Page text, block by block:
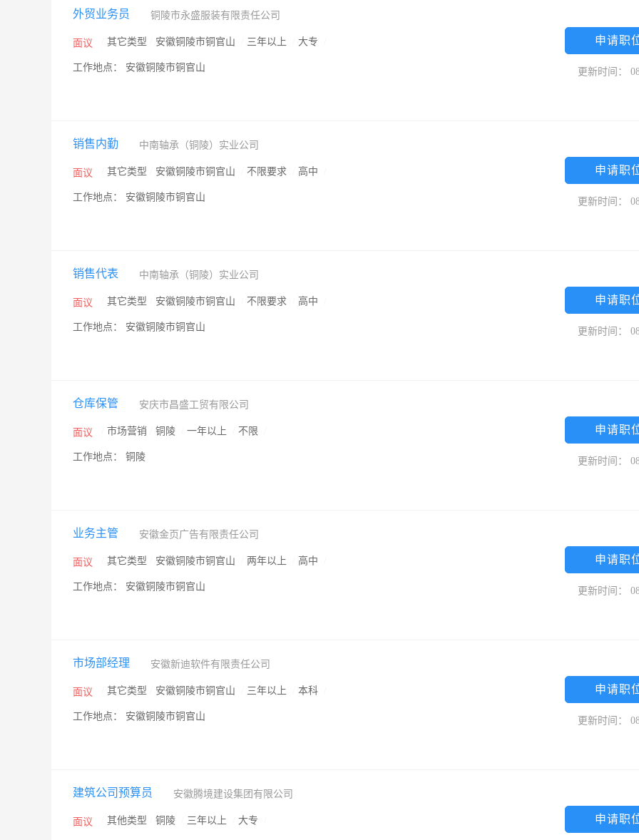
外贸业务员 铜陵市永盛服装有限责任公司
面议 其它类型 安徽铜陵市铜官山 三年以上 大专
工作地点： 安徽铜陵市铜官山
申请职
更新时间：
销售内勤 中南轴承（铜陵）实业公司
面议 其它类型 安徽铜陵市铜官山 不限要求 高中
工作地点： 安徽铜陵市铜官山
申请职
更新时间：
销售代表 中南轴承（铜陵）实业公司
面议 其它类型 安徽铜陵市铜官山 不限要求 高中
工作地点： 安徽铜陵市铜官山
申请职
更新时间：
仓库保管 安庆市昌盛工贸有限公司
面议 市场营销 铜陵 一年以上 不限
工作地点： 铜陵
申请职
更新时间：
业务主管 安徽金页广告有限责任公司
面议 其它类型 安徽铜陵市铜官山 两年以上 高中
工作地点： 安徽铜陵市铜官山
申请职
更新时间：
市场部经理 安徽新迪软件有限责任公司
面议 其它类型 安徽铜陵市铜官山 三年以上 本科
工作地点： 安徽铜陵市铜官山
申请职
更新时间：
建筑公司预算员 安徽腾境建设集团有限公司
面议 其他类型 铜陵 三年以上 大专 申请职